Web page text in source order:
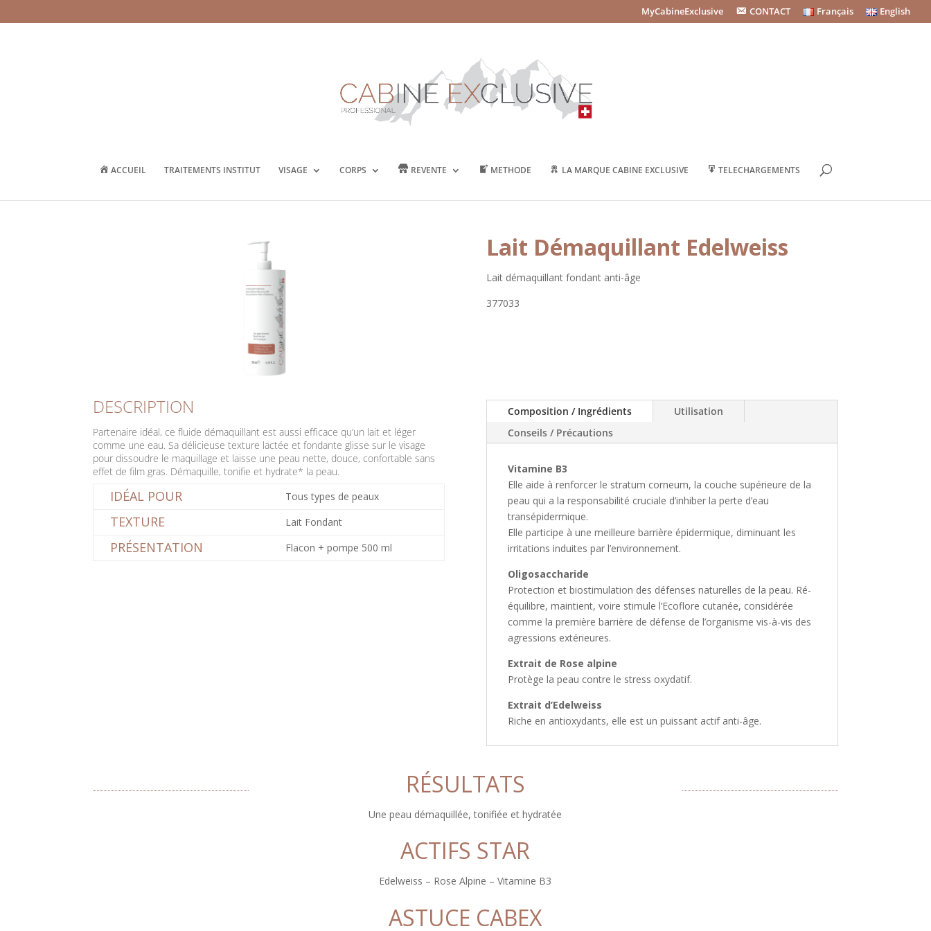
MyCabineExclusive CONTACT Français English
ACCUEIL TRAITEMENTS INSTITUT VISAGE CORPS REVENTE METHODE LA MARQUE CABINE EXCLUSIVE TELECHARGEMENTS
Lait Démaquillant Edelweiss
Lait démaquillant fondant anti-âge
377033
DESCRIPTION
Partenaire idéal, ce fluide démaquillant est aussi efficace qu’un lait et léger
comme une eau. Sa délicieuse texture lactée et fondante glisse sur le visage
pour dissoudre le maquillage et laisse une peau nette, douce, confortable sans
effet de film gras. Démaquille, tonifie et hydrate* la peau.
IDÉAL POUR Tous types de peaux
TEXTURE Lait Fondant
PRÉSENTATION Flacon + pompe 500 ml
Composition / Ingrédients
Utilisation
Conseils / Précautions
Vitamine B3
Elle aide à renforcer le stratum corneum, la couche supérieure de la
peau qui a la responsabilité cruciale d’inhiber la perte d’eau
transépidermique.
Elle participe à une meilleure barrière épidermique, diminuant les
irritations induites par l’environnement.
Oligosaccharide
Protection et biostimulation des défenses naturelles de la peau. Ré-
équilibre, maintient, voire stimule l’Ecoflore cutanée, considérée
comme la première barrière de défense de l’organisme vis-à-vis des
agressions extérieures.
Extrait de Rose alpine
Protège la peau contre le stress oxydatif.
Extrait d’Edelweiss
Riche en antioxydants, elle est un puissant actif anti-âge.
RÉSULTATS
Une peau démaquillée, tonifiée et hydratée
ACTIFS STAR
Edelweiss – Rose Alpine – Vitamine B3
ASTUCE CABEX